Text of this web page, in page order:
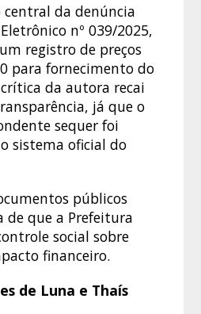
da denúncia
nº 039/2025,
registro de preços
para fornecimento do
da autora recai
já que o
sequer foi
sistema oficial do
públicos
de que a Prefeitura
social sobre
financeiro.
de Luna e Thaís